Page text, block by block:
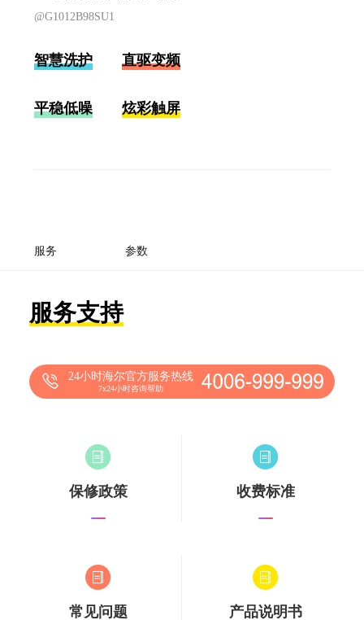
@G1012B98SU1
智慧洗护 直驱变频
平稳低噪 炫彩触屏
服务 参数
服务支持
24小时海尔官方服务热线
7x24小时咨询帮助
保修政策 收费标准
常见问题 产品说明书